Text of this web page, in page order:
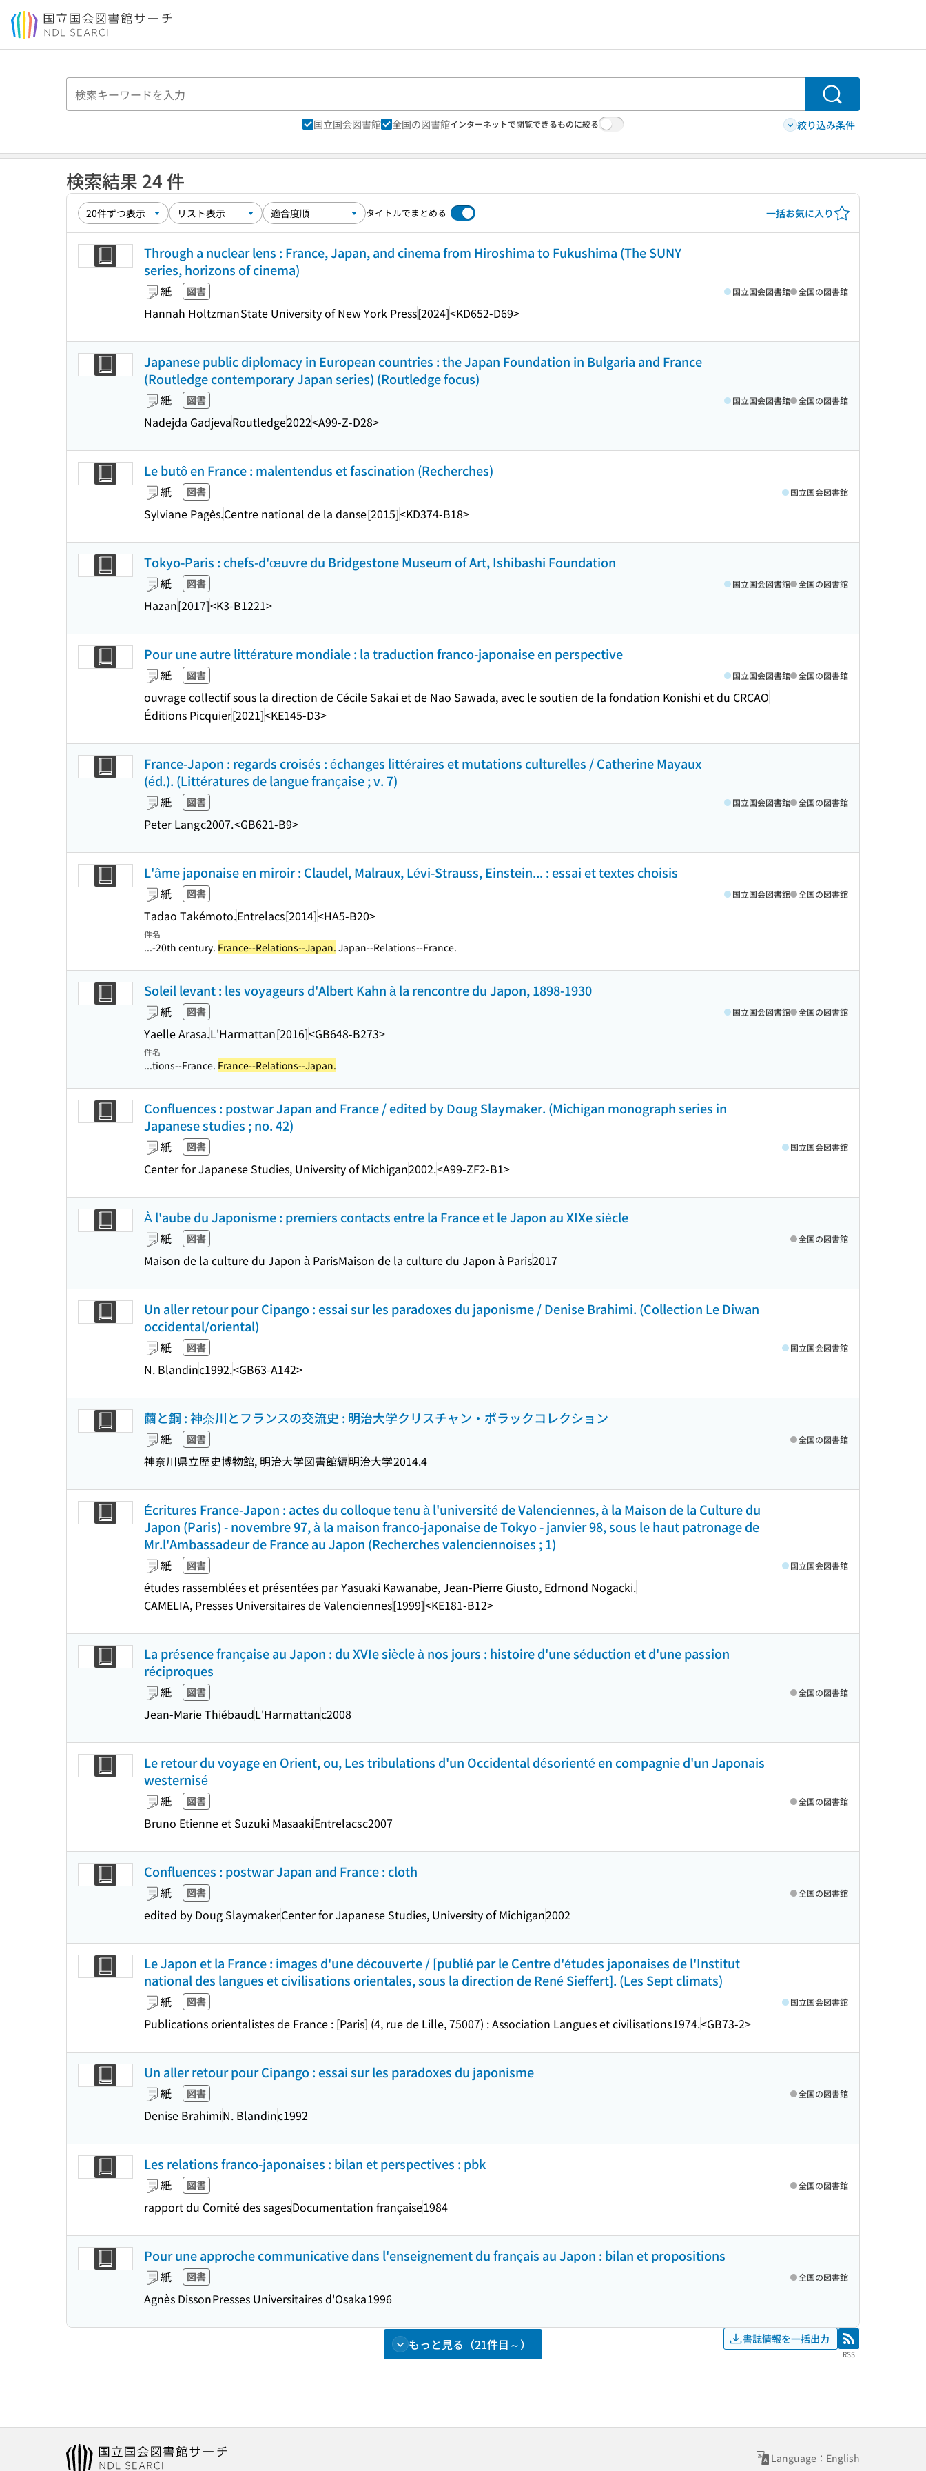
本文へ移動
検索
国立国会図書館 全国の図書館インターネットで閲覧できるものに絞る 絞り込み条件
検索結果 24 件
タイトルでまとめる 一括お気に入り
Through a nuclear lens : France, Japan, and cinema from Hiroshima to Fukushima (The SUNY
series, horizons of cinema)
紙 図書
Hannah HoltzmanState University of New York Press[2024]<KD652-D69>
国立国会図書館 全国の図書館
Japanese public diplomacy in European countries : the Japan Foundation in Bulgaria and France
(Routledge contemporary Japan series) (Routledge focus)
紙 図書
Nadejda GadjevaRoutledge2022<A99-Z-D28>
国立国会図書館 全国の図書館
Le butô en France : malentendus et fascination (Recherches)
紙 図書
Sylviane Pagès.Centre national de la danse[2015]<KD374-B18>
国立国会図書館
Tokyo-Paris : chefs-d'œuvre du Bridgestone Museum of Art, Ishibashi Foundation
紙 図書
Hazan[2017]<K3-B1221>
国立国会図書館 全国の図書館
Pour une autre littérature mondiale : la traduction franco-japonaise en perspective
紙 図書
ouvrage collectif sous la direction de Cécile Sakai et de Nao Sawada, avec le soutien de la fondation Konishi et du CRCAO
Éditions Picquier[2021]<KE145-D3>
国立国会図書館 全国の図書館
France-Japon : regards croisés : échanges littéraires et mutations culturelles / Catherine Mayaux
(éd.). (Littératures de langue française ; v. 7)
紙 図書
Peter Langc2007.<GB621-B9>
国立国会図書館 全国の図書館
L'âme japonaise en miroir : Claudel, Malraux, Lévi-Strauss, Einstein... : essai et textes choisis
紙 図書
Tadao Takémoto.Entrelacs[2014]<HA5-B20>
国立国会図書館 全国の図書館
件名
...-20th century. France--Relations--Japan. Japan--Relations--France.
Soleil levant : les voyageurs d'Albert Kahn à la rencontre du Japon, 1898-1930
紙 図書
Yaelle Arasa.L'Harmattan[2016]<GB648-B273>
国立国会図書館 全国の図書館
件名
...tions--France. France--Relations--Japan.
Confluences : postwar Japan and France / edited by Doug Slaymaker. (Michigan monograph series in
Japanese studies ; no. 42)
紙 図書
Center for Japanese Studies, University of Michigan2002.<A99-ZF2-B1>
国立国会図書館
À l'aube du Japonisme : premiers contacts entre la France et le Japon au XIXe siècle
紙 図書
Maison de la culture du Japon à ParisMaison de la culture du Japon à Paris2017
全国の図書館
Un aller retour pour Cipango : essai sur les paradoxes du japonisme / Denise Brahimi. (Collection Le Diwan
occidental/oriental)
紙 図書
N. Blandinc1992.<GB63-A142>
国立国会図書館
繭と鋼 : 神奈川とフランスの交流史 : 明治大学クリスチャン・ポラックコレクション
紙 図書
神奈川県立歴史博物館, 明治大学図書館編明治大学2014.4
全国の図書館
Écritures France-Japon : actes du colloque tenu à l'université de Valenciennes, à la Maison de la Culture du
Japon (Paris) - novembre 97, à la maison franco-japonaise de Tokyo - janvier 98, sous le haut patronage de
Mr.l'Ambassadeur de France au Japon (Recherches valenciennoises ; 1)
紙 図書
études rassemblées et présentées par Yasuaki Kawanabe, Jean-Pierre Giusto, Edmond Nogacki.
CAMELIA, Presses Universitaires de Valenciennes[1999]<KE181-B12>
国立国会図書館
La présence française au Japon : du XVIe siècle à nos jours : histoire d'une séduction et d'une passion
réciproques
紙 図書
Jean-Marie ThiébaudL'Harmattanc2008
全国の図書館
Le retour du voyage en Orient, ou, Les tribulations d'un Occidental désorienté en compagnie d'un Japonais
westernisé
紙 図書
Bruno Etienne et Suzuki MasaakiEntrelacsc2007
全国の図書館
Confluences : postwar Japan and France : cloth
紙 図書
edited by Doug SlaymakerCenter for Japanese Studies, University of Michigan2002
全国の図書館
Le Japon et la France : images d'une découverte / [publié par le Centre d'études japonaises de l'Institut
national des langues et civilisations orientales, sous la direction de René Sieffert]. (Les Sept climats)
紙 図書
Publications orientalistes de France : [Paris] (4, rue de Lille, 75007) : Association Langues et civilisations1974.<GB73-2>
国立国会図書館
Un aller retour pour Cipango : essai sur les paradoxes du japonisme
紙 図書
Denise BrahimiN. Blandinc1992
全国の図書館
Les relations franco-japonaises : bilan et perspectives : pbk
紙 図書
rapport du Comité des sagesDocumentation française1984
全国の図書館
Pour une approche communicative dans l'enseignement du français au Japon : bilan et propositions
紙 図書
Agnès DissonPresses Universitaires d'Osaka1996
全国の図書館
もっと見る（21件目～） 書誌情報を一括出力 RSS
RSS
Language：English